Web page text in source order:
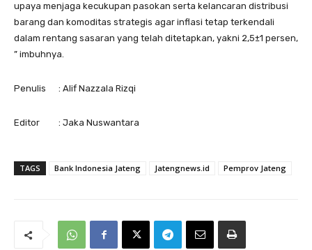
upaya menjaga kecukupan pasokan serta kelancaran distribusi
barang dan komoditas strategis agar inflasi tetap terkendali
dalam rentang sasaran yang telah ditetapkan, yakni 2,5±1 persen,
” imbuhnya.
Penulis : Alif Nazzala Rizqi
Editor : Jaka Nuswantara
TAGS Bank Indonesia Jateng Jatengnews.id Pemprov Jateng